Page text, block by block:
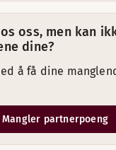
oss, men kan
dine?
å få dine
Mangler partnerpoeng